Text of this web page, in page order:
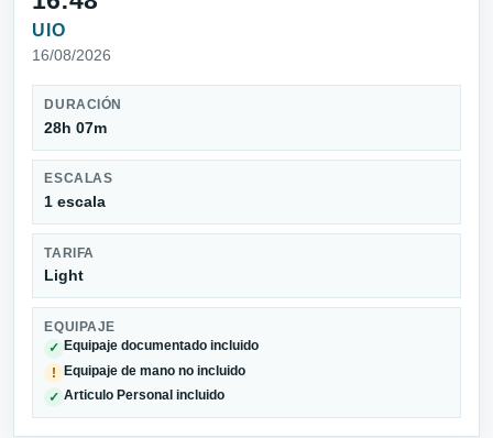
UIO
16/08/2026
DURACIÓN
28h 07m
ESCALAS
1 escala
TARIFA
Light
EQUIPAJE
✓ Equipaje documentado incluido
! Equipaje de mano no incluido
✓ Articulo Personal incluido